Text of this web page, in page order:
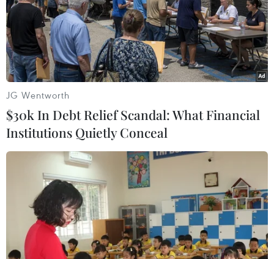
#COVID-19 #Vắcxin #Sinovac
#virus SARS-CoV-2
#Biến thể
#CoronaVa Brazil Trung Quốc
JG Wentworth
$30k In Debt Relief Scandal: What Financial
Institutions Quietly Conceal